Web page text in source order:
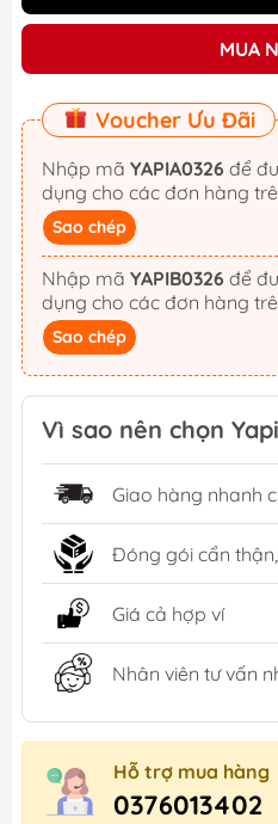
MUA
Voucher Ưu Đãi
Nhập mã YAPIA0326
dụng cho các đơn hàng
Sao chép
Nhập mã YAPIB0326
dụng cho các đơn hàng
Sao chép
Vì sao nên chọn
Giao hàng nhanh
Đóng gói cẩn
Giá cả hợp ví
Nhân viên tư vấn
Hỗ trợ mua hàng
0376013402